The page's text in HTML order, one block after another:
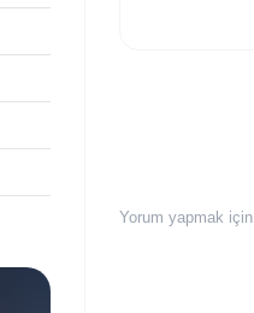
Yorum yapmak için